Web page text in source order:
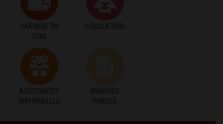
PAIEMENT EN
LIGNE
PUBLICATIONS
ASSISTANTES
MATERNELLES
MARCHÉS
PUBLICS